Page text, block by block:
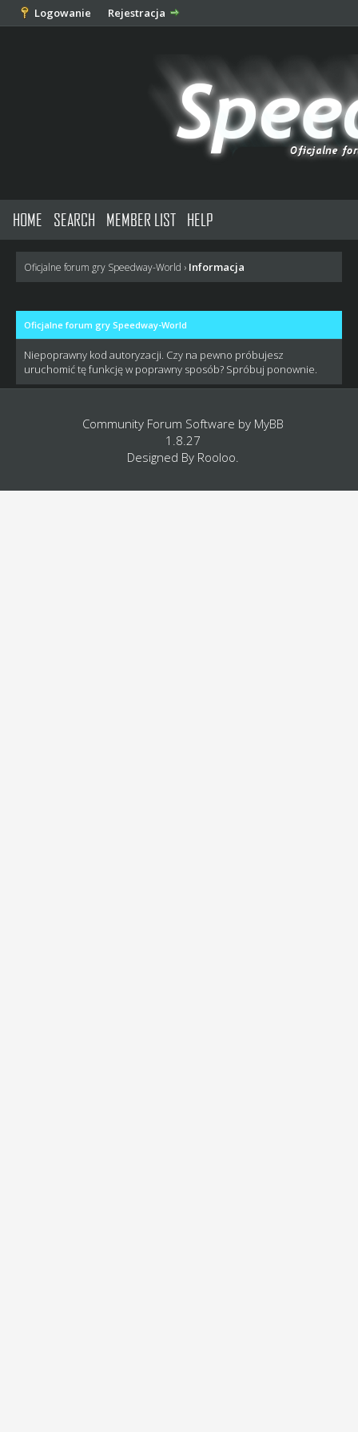
Logowanie Rejestracja
HOME SEARCH MEMBER LIST HELP
Oficjalne forum gry Speedway-World › Informacja
Oficjalne forum gry Speedway-World
Niepoprawny kod autoryzacji. Czy na pewno próbujesz
uruchomić tę funkcję w poprawny sposób? Spróbuj ponownie.
Community Forum Software by MyBB
1.8.27
Designed By Rooloo.